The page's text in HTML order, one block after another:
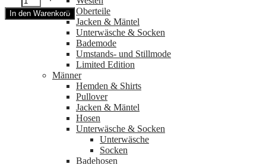
–
Vom
Schlafwandeln
Knesebeck
In den Warenkorb
Oberteile
Jacken & Mäntel
Unterwäsche & Socken
Bademode
Umstands- und Stillmode
Limited Edition
Männer
Hemden & Shirts
Pullover
Jacken & Mäntel
Hosen
Unterwäsche & Socken
Unterwäsche
Socken
Badehosen